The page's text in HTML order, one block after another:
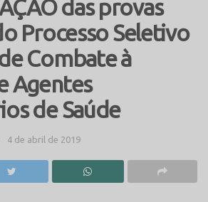
das provas
Processo Seletivo
Combate à
Agentes
de Saúde
4 de abril de 2019